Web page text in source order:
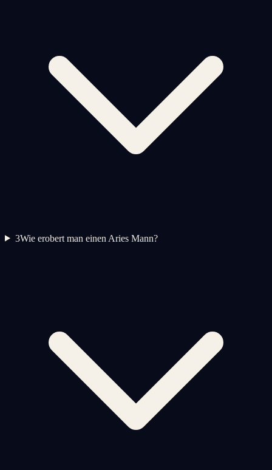
3Wie erobert man einen Aries Mann?